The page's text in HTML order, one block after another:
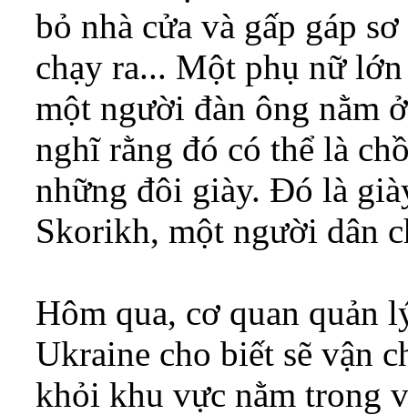
bỏ nhà cửa và gấp gáp
chạy ra... Một phụ nữ
một người đàn ông nằm
nghĩ rằng đó có thể là
những đôi giày. Đó là
Skorikh, một người dân
Hôm qua, cơ quan quản
Ukraine cho biết sẽ vận
khỏi khu vực nằm trong